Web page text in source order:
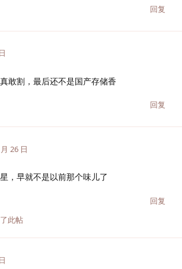
回复
敢割，最后还不是国产存储香
回复
26 日
，早就不是以前那个味儿了
回复
此帖